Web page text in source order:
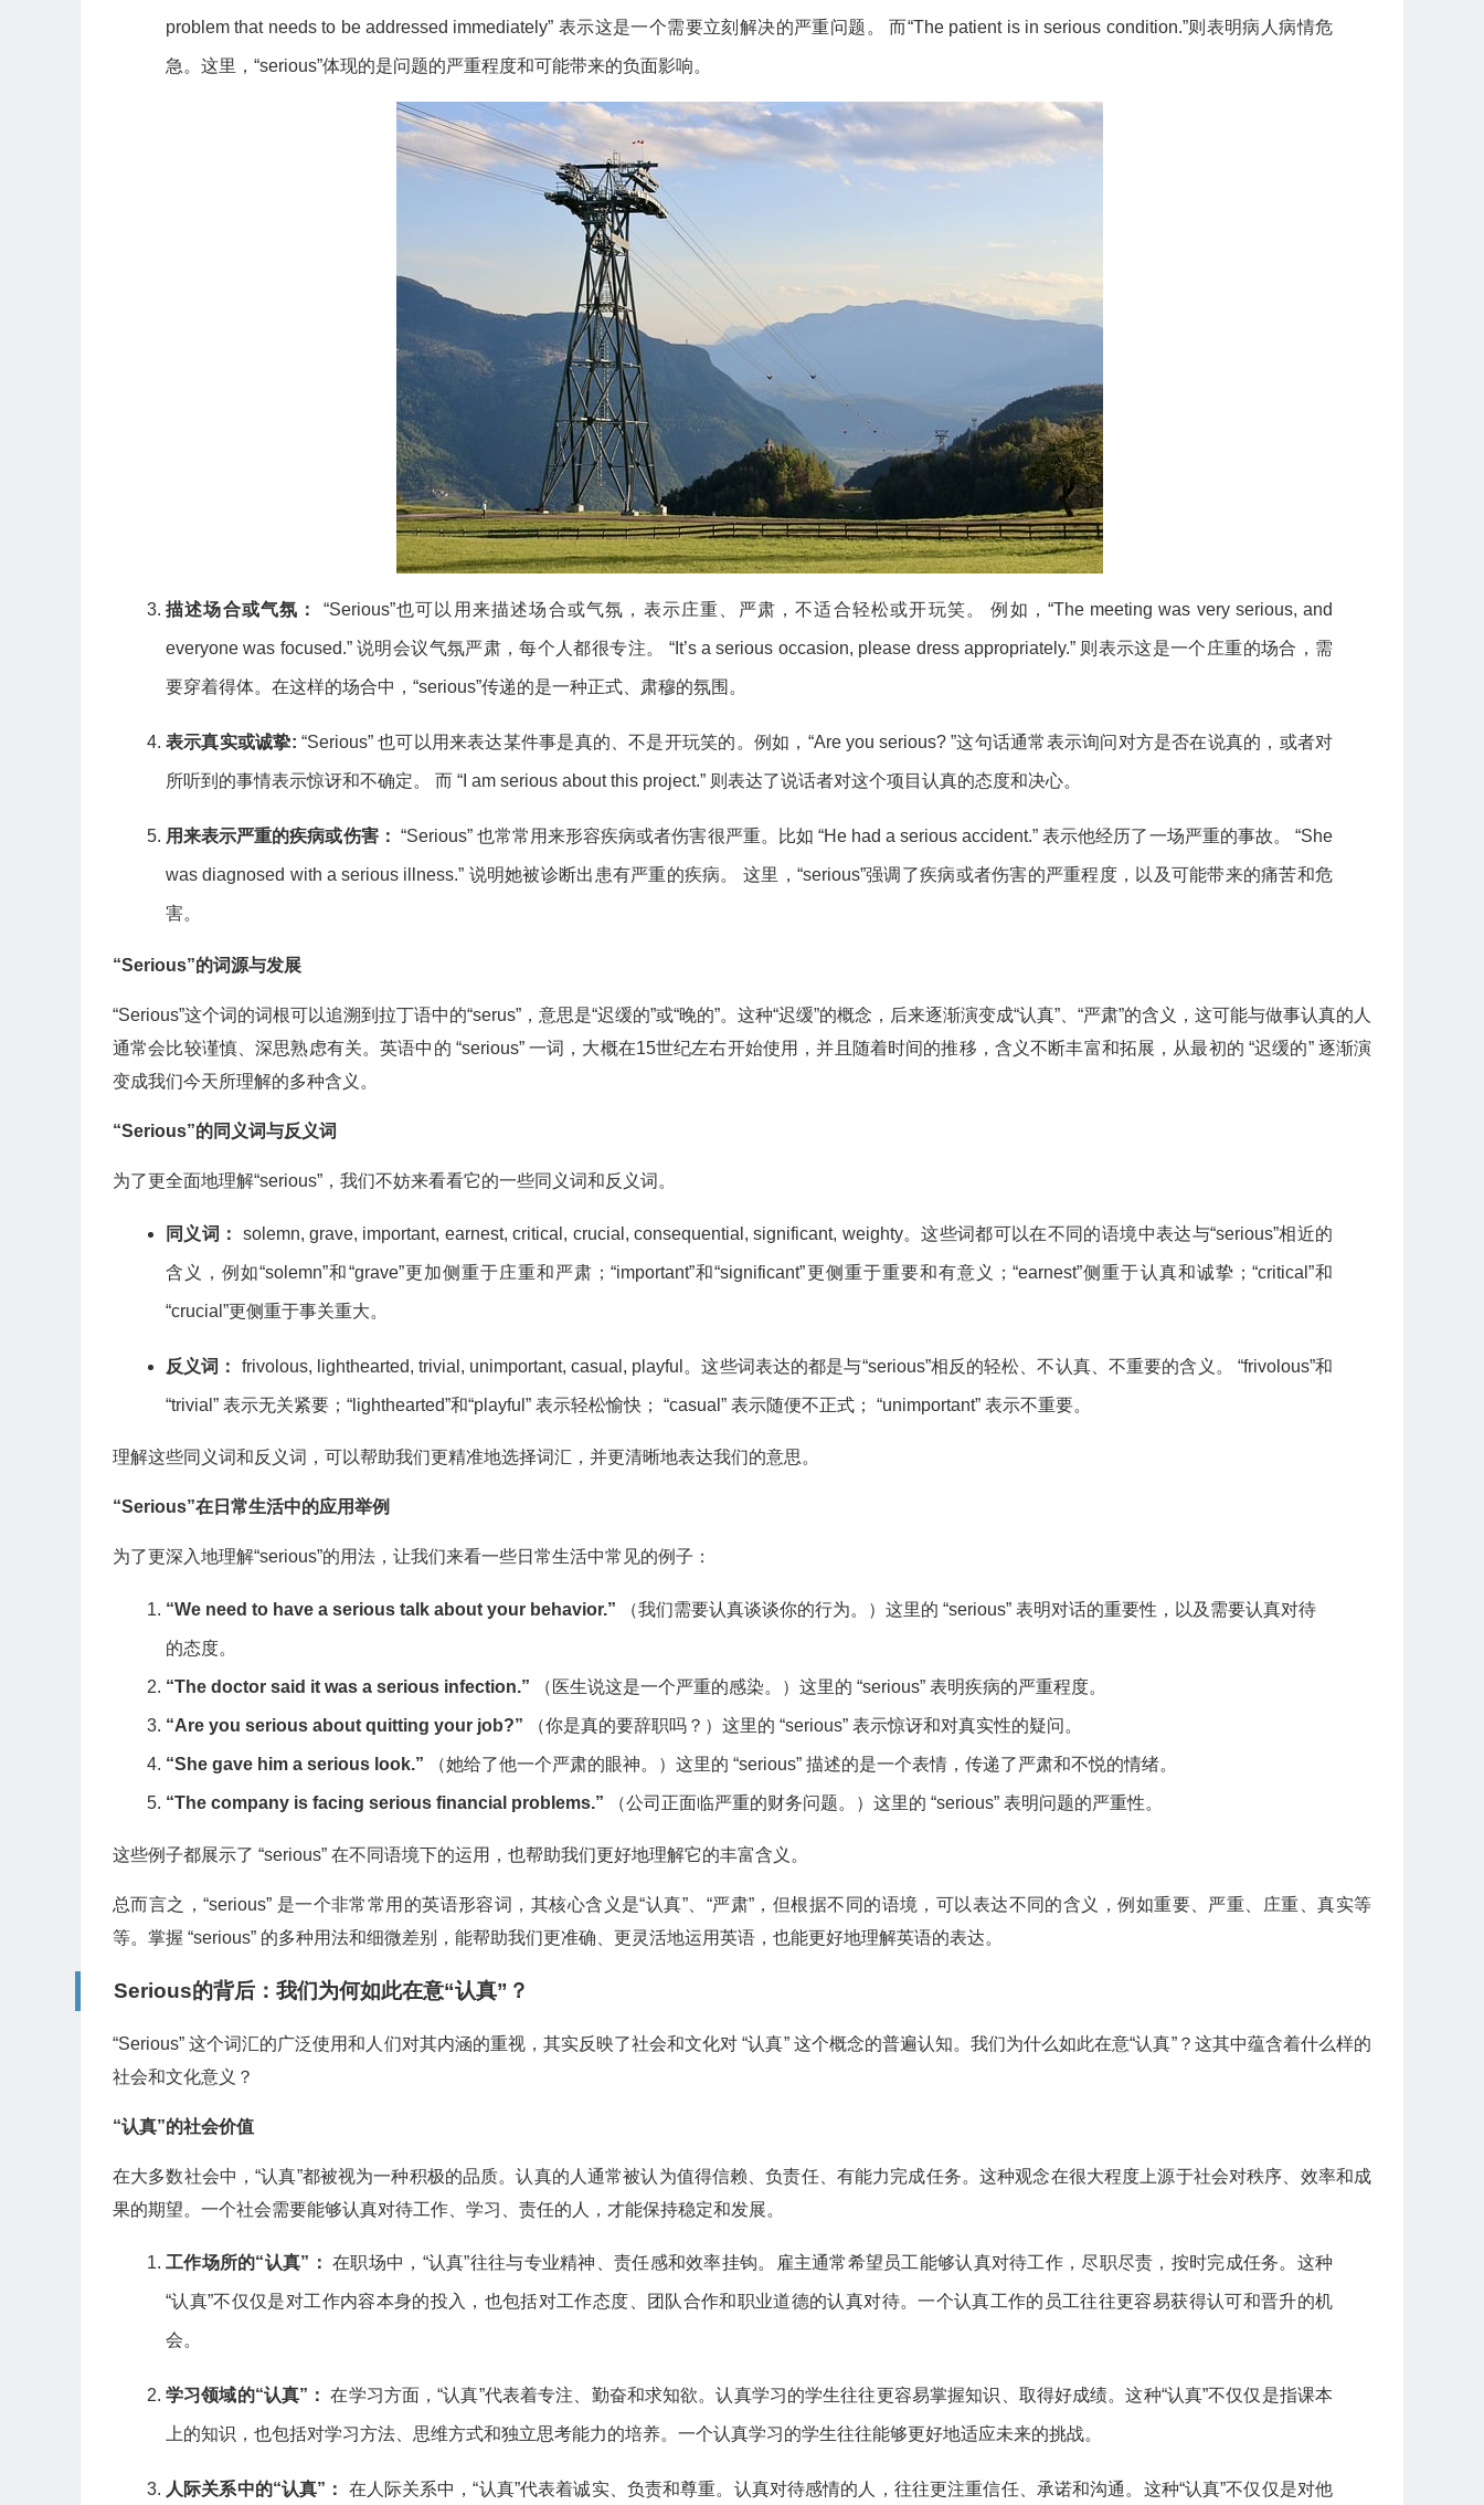
problem that needs to be addressed immediately” 表示这是一个需要立刻解决的严重问题。 而“The patient is in serious condition.”则表明病人病情危
急。这里，“serious”体现的是问题的严重程度和可能带来的负面影响。
描述场合或气氛： “Serious”也可以用来描述场合或气氛，表示庄重、严肃，不适合轻松或开玩笑。 例如，“The meeting was very serious, and
everyone was focused.” 说明会议气氛严肃，每个人都很专注。 “It’s a serious occasion, please dress appropriately.” 则表示这是一个庄重的场合，需
要穿着得体。在这样的场合中，“serious”传递的是一种正式、肃穆的氛围。
表示真实或诚挚: “Serious” 也可以用来表达某件事是真的、不是开玩笑的。例如，“Are you serious? ”这句话通常表示询问对方是否在说真的，或者对
所听到的事情表示惊讶和不确定。 而 “I am serious about this project.” 则表达了说话者对这个项目认真的态度和决心。
用来表示严重的疾病或伤害： “Serious” 也常常用来形容疾病或者伤害很严重。比如 “He had a serious accident.” 表示他经历了一场严重的事故。 “She
was diagnosed with a serious illness.” 说明她被诊断出患有严重的疾病。 这里，“serious”强调了疾病或者伤害的严重程度，以及可能带来的痛苦和危
害。
“Serious”的词源与发展
“Serious”这个词的词根可以追溯到拉丁语中的“serus”，意思是“迟缓的”或“晚的”。这种“迟缓”的概念，后来逐渐演变成“认真”、“严肃”的含义，这可能与做事认真的人
通常会比较谨慎、深思熟虑有关。英语中的 “serious” 一词，大概在15世纪左右开始使用，并且随着时间的推移，含义不断丰富和拓展，从最初的 “迟缓的” 逐渐演
变成我们今天所理解的多种含义。
“Serious”的同义词与反义词
为了更全面地理解“serious”，我们不妨来看看它的一些同义词和反义词。
同义词： solemn, grave, important, earnest, critical, crucial, consequential, significant, weighty。这些词都可以在不同的语境中表达与“serious”相近的
含义，例如“solemn”和“grave”更加侧重于庄重和严肃；“important”和“significant”更侧重于重要和有意义；“earnest”侧重于认真和诚挚；“critical”和
“crucial”更侧重于事关重大。
反义词： frivolous, lighthearted, trivial, unimportant, casual, playful。这些词表达的都是与“serious”相反的轻松、不认真、不重要的含义。 “frivolous”和
“trivial” 表示无关紧要；“lighthearted”和“playful” 表示轻松愉快； “casual” 表示随便不正式； “unimportant” 表示不重要。
理解这些同义词和反义词，可以帮助我们更精准地选择词汇，并更清晰地表达我们的意思。
“Serious”在日常生活中的应用举例
为了更深入地理解“serious”的用法，让我们来看一些日常生活中常见的例子：
“We need to have a serious talk about your behavior.” （我们需要认真谈谈你的行为。）这里的 “serious” 表明对话的重要性，以及需要认真对待
的态度。
“The doctor said it was a serious infection.” （医生说这是一个严重的感染。）这里的 “serious” 表明疾病的严重程度。
“Are you serious about quitting your job?” （你是真的要辞职吗？）这里的 “serious” 表示惊讶和对真实性的疑问。
“She gave him a serious look.” （她给了他一个严肃的眼神。）这里的 “serious” 描述的是一个表情，传递了严肃和不悦的情绪。
“The company is facing serious financial problems.” （公司正面临严重的财务问题。）这里的 “serious” 表明问题的严重性。
这些例子都展示了 “serious” 在不同语境下的运用，也帮助我们更好地理解它的丰富含义。
总而言之，“serious” 是一个非常常用的英语形容词，其核心含义是“认真”、“严肃”，但根据不同的语境，可以表达不同的含义，例如重要、严重、庄重、真实等
等。掌握 “serious” 的多种用法和细微差别，能帮助我们更准确、更灵活地运用英语，也能更好地理解英语的表达。
Serious的背后：我们为何如此在意“认真”？
“Serious” 这个词汇的广泛使用和人们对其内涵的重视，其实反映了社会和文化对 “认真” 这个概念的普遍认知。我们为什么如此在意“认真”？这其中蕴含着什么样的
社会和文化意义？
“认真”的社会价值
在大多数社会中，“认真”都被视为一种积极的品质。认真的人通常被认为值得信赖、负责任、有能力完成任务。这种观念在很大程度上源于社会对秩序、效率和成
果的期望。一个社会需要能够认真对待工作、学习、责任的人，才能保持稳定和发展。
工作场所的“认真”： 在职场中，“认真”往往与专业精神、责任感和效率挂钩。雇主通常希望员工能够认真对待工作，尽职尽责，按时完成任务。这种
“认真”不仅仅是对工作内容本身的投入，也包括对工作态度、团队合作和职业道德的认真对待。一个认真工作的员工往往更容易获得认可和晋升的机
会。
学习领域的“认真”： 在学习方面，“认真”代表着专注、勤奋和求知欲。认真学习的学生往往更容易掌握知识、取得好成绩。这种“认真”不仅仅是指课本
上的知识，也包括对学习方法、思维方式和独立思考能力的培养。一个认真学习的学生往往能够更好地适应未来的挑战。
人际关系中的“认真”： 在人际关系中，“认真”代表着诚实、负责和尊重。认真对待感情的人，往往更注重信任、承诺和沟通。这种“认真”不仅仅是对他